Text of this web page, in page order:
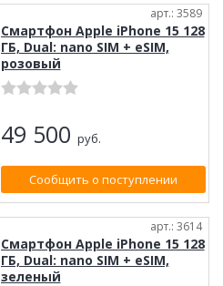
арт.: 3589
Смартфон Apple iPhone 15 128
ГБ, Dual: nano SIM + eSIM,
розовый
49 500 руб.
Сообщить о поступлении
арт.: 3614
Смартфон Apple iPhone 15 128
ГБ, Dual: nano SIM + eSIM,
зелeный